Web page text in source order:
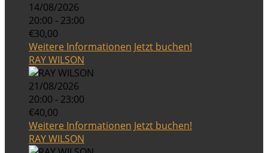
14/08/2026
20:00 - 23:00
€30,00
Weitere Informationen Jetzt buchen!
RAY WILSON
21/08/2026
20:00 - 23:00
€40,00
Weitere Informationen Jetzt buchen!
RAY WILSON